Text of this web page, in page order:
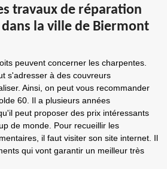
travaux de réparation
la ville de Biermont
peuvent concerner les charpentes.
s'adresser à des couvreurs
Ainsi, on peut vous recommander
60. Il a plusieurs années
peut proposer des prix intéressants
de monde. Pour recueillir les
il faut visiter son site internet. Il
qui vont garantir un meilleur très